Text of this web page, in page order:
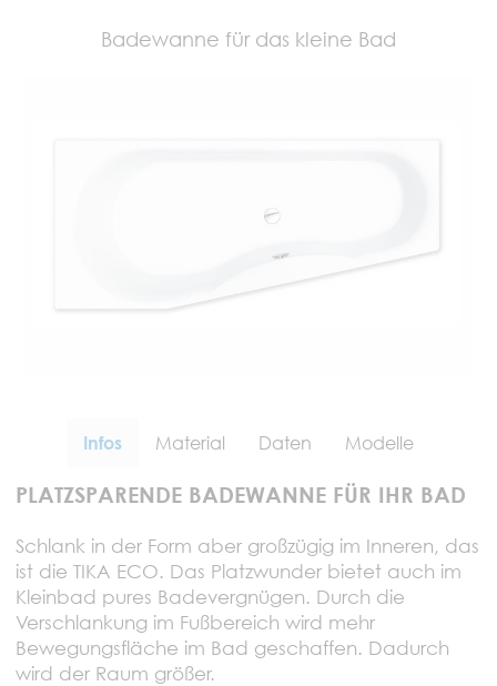
Badewanne für das kleine Bad
Infos Material Daten Modelle
PLATZSPARENDE BADEWANNE FÜR IHR BAD
Schlank in der Form aber großzügig im Inneren, das
ist die TIKA ECO. Das Platzwunder bietet auch im
Kleinbad pures Badevergnügen. Durch die
Verschlankung im Fußbereich wird mehr
Bewegungsfläche im Bad geschaffen. Dadurch
wird der Raum größer.